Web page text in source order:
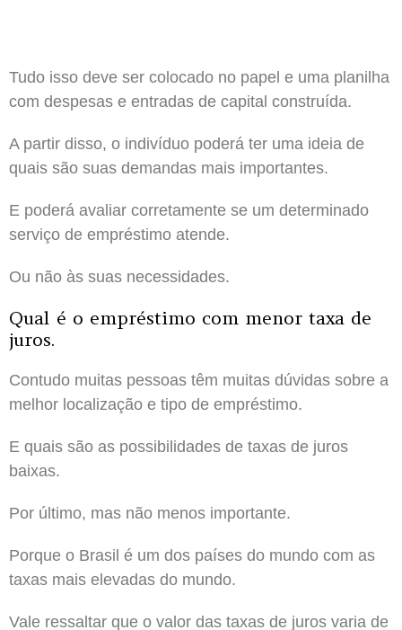
Tudo isso deve ser colocado no papel e uma planilha
com despesas e entradas de capital construída.
A partir disso, o indivíduo poderá ter uma ideia de
quais são suas demandas mais importantes.
E poderá avaliar corretamente se um determinado
serviço de empréstimo atende.
Ou não às suas necessidades.
Qual é o empréstimo com menor taxa de
juros.
Contudo muitas pessoas têm muitas dúvidas sobre a
melhor localização e tipo de empréstimo.
E quais são as possibilidades de taxas de juros
baixas.
Por último, mas não menos importante.
Porque o Brasil é um dos países do mundo com as
taxas mais elevadas do mundo.
Vale ressaltar que o valor das taxas de juros varia de